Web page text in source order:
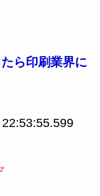
ら印刷業界に